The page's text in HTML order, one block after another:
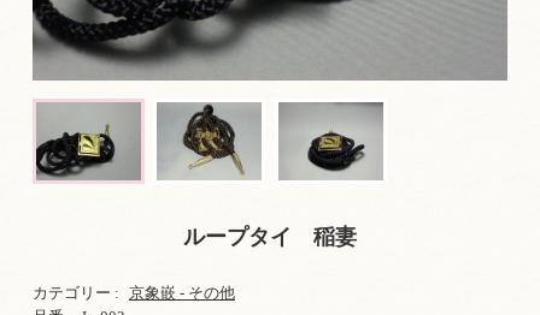
ループタイ 稲妻
カテゴリー : 京象嵌 - その他